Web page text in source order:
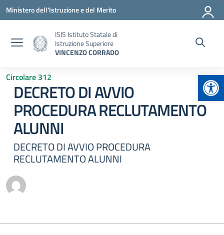
Vai ai contenuti
Vai al menu di navigazione
Vai al footer
Ministero dell'Istruzione e del Merito
ISIS Istituto Statale di
Istruzione Superiore
VINCENZO CORRADO
Circolare 312
DECRETO DI AVVIO
PROCEDURA RECLUTAMENTO
ALUNNI
DECRETO DI AVVIO PROCEDURA
RECLUTAMENTO ALUNNI